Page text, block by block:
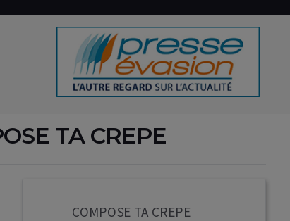
TA CREPE
COMPOSE TA CREPE